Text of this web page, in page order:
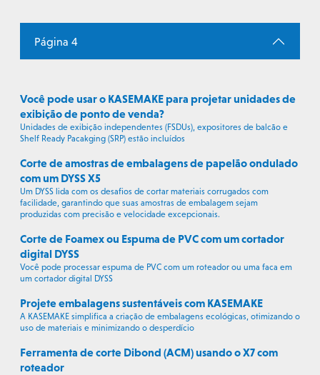
Página 4
Você pode usar o KASEMAKE para projetar unidades de
exibição de ponto de venda?
Unidades de exibição independentes (FSDUs), expositores de balcão e
Shelf Ready Pacakging (SRP) estão incluídos
Corte de amostras de embalagens de papelão ondulado
com um DYSS X5
Um DYSS lida com os desafios de cortar materiais corrugados com
facilidade, garantindo que suas amostras de embalagem sejam
produzidas com precisão e velocidade excepcionais.
Corte de Foamex ou Espuma de PVC com um cortador
digital DYSS
Você pode processar espuma de PVC com um roteador ou uma faca em
um cortador digital DYSS
Projete embalagens sustentáveis com KASEMAKE
A KASEMAKE simplifica a criação de embalagens ecológicas, otimizando o
uso de materiais e minimizando o desperdício
Ferramenta de corte Dibond (ACM) usando o X7 com
roteador